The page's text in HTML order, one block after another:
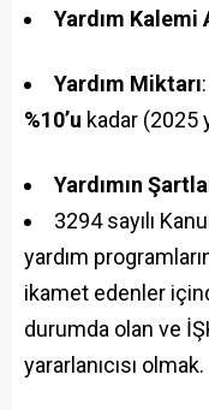
Yardım Kalemi
Yardım Miktarı
%10’u kadar (2025
Yardımın
3294 sayılı
yardım
ikamet edenler
durumda olan ve
yararlanıcısı olmak.